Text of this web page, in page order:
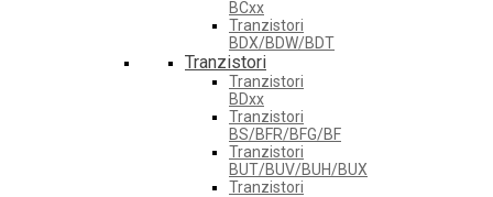
BCxx
Tranzistori
BDX/BDW/BDT
Tranzistori
Tranzistori
BDxx
Tranzistori
BS/BFR/BFG/BF
Tranzistori
BUT/BUV/BUH/BUX
Tranzistori